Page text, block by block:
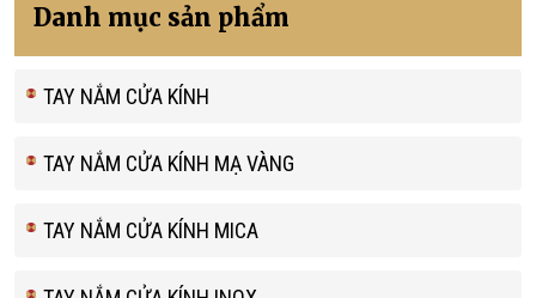
Danh mục sản phẩm
TAY NẮM CỬA KÍNH
TAY NẮM CỬA KÍNH MẠ VÀNG
TAY NẮM CỬA KÍNH MICA